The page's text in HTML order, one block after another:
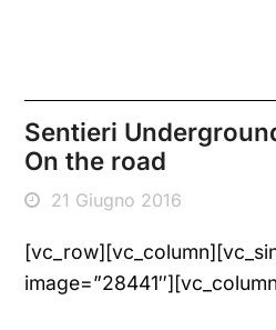
Sentieri
On the road
21 Giugno 2016